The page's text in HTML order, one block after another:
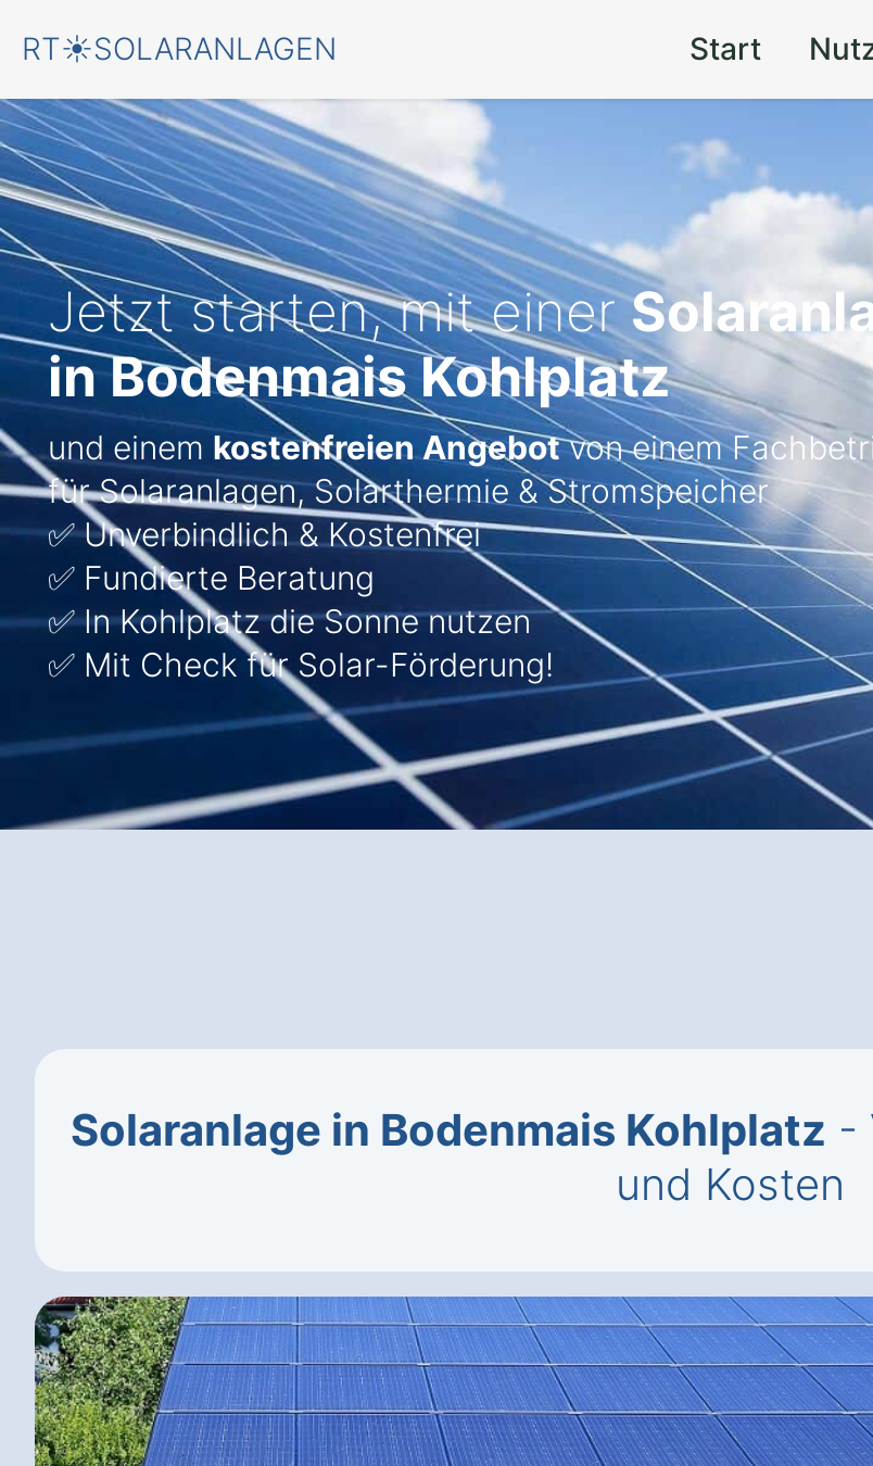
RT☀️SOLARANLAGEN Start
Jetzt starten, mit einer
in Bodenmais Kohlplatz
und einem kostenfreien Angebotvon einem
für Solaranlagen, Solarthermie & Stromspeicher
✅ Unverbindlich & Kostenfrei
✅ Fundierte Beratung
✅ In Kohlplatz die Sonne nutzen
✅ Mit Check für Solar-Förderung!
Solaranlage in Bodenmais Kohlplatz -
und Kosten